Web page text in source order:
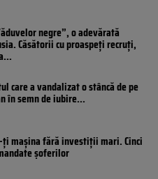
negre”, o adevărată
Căsătorii cu proaspeți recruți,
care a vandalizat o stâncă de pe
în semn de iubire...
ți mașina fără investiții mari. Cinci
șoferilor